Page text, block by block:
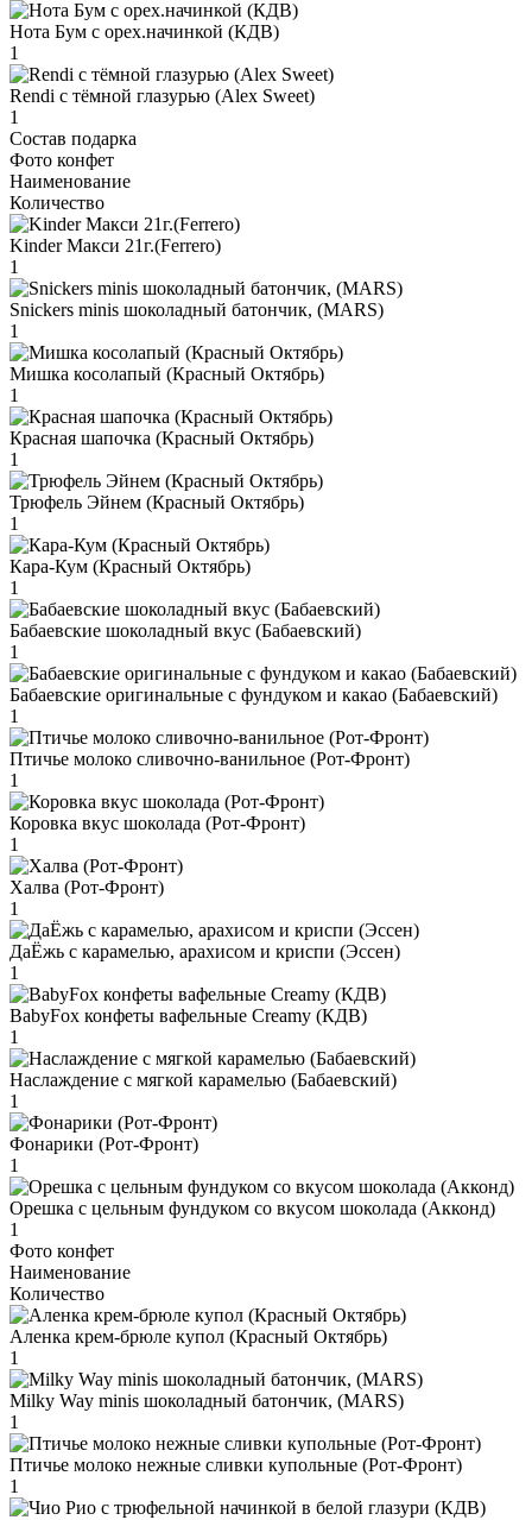
Нота Бум с орех.начинкой (КДВ)
1
Rendi с тёмной глазурью (Alex Sweet)
1
Состав подарка
Фото конфет
Наименование
Количество
Kinder Макси 21г.(Ferrero)
1
Snickers minis шоколадный батончик, (MARS)
1
Мишка косолапый (Красный Октябрь)
1
Красная шапочка (Красный Октябрь)
1
Трюфель Эйнем (Красный Октябрь)
1
Кара-Кум (Красный Октябрь)
1
Бабаевские шоколадный вкус (Бабаевский)
1
Бабаевские оригинальные с фундуком и какао (Бабаевский)
1
Птичье молоко сливочно-ванильное (Рот-Фронт)
1
Коровка вкус шоколада (Рот-Фронт)
1
Халва (Рот-Фронт)
1
ДаЁжь с карамелью, арахисом и криспи (Эссен)
1
BabyFox конфеты вафельные Creamy (КДВ)
1
Наслаждение с мягкой карамелью (Бабаевский)
1
Фонарики (Рот-Фронт)
1
Орешка с цельным фундуком со вкусом шоколада (Акконд)
1
Фото конфет
Наименование
Количество
Аленка крем-брюле купол (Красный Октябрь)
1
Milky Way minis шоколадный батончик, (MARS)
1
Птичье молоко нежные сливки купольные (Рот-Фронт)
1